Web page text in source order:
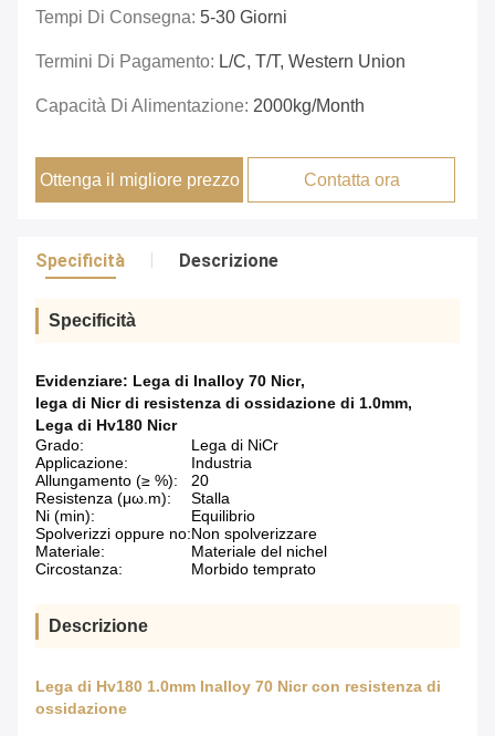
Tempi Di Consegna: 5-30 Giorni
Termini Di Pagamento: L/C, T/T, Western Union
Capacità Di Alimentazione: 2000kg/month
Ottenga il migliore prezzo Contatta ora
Specificità Descrizione
Specificità
Evidenziare: Lega di Inalloy 70 Nicr,
lega di Nicr di resistenza di ossidazione di 1.0mm,
Lega di Hv180 Nicr
Grado:
Lega di NiCr
Applicazione:
Industria
Allungamento (≥ %):
20
Resistenza (μω.m):
Stalla
Ni (min):
Equilibrio
Spolverizzi oppure no:Non spolverizzare
Materiale:
Materiale del nichel
Circostanza:
Morbido temprato
Descrizione
Lega di Hv180 1.0mm Inalloy 70 Nicr con resistenza di
ossidazione